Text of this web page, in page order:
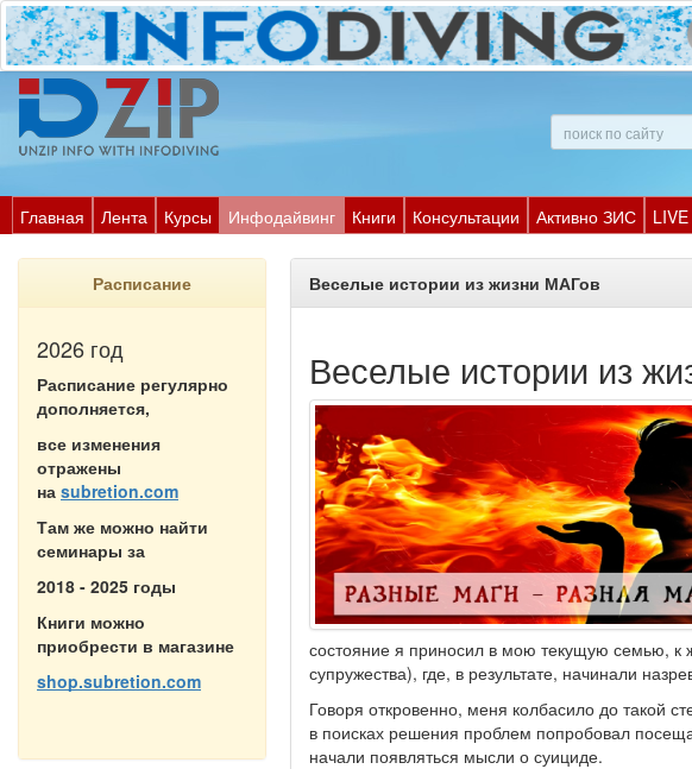
Главная Лента Курсы Инфодайвинг Книги Консультации Активно ЗИС LIVE
Расписание
2026 год
Расписание регулярно
дополняется,
все изменения
отражены
на subretion.com
Там же можно найти
семинары за
2018 - 2025 годы
Книги можно
приобрести в магазине
shop.subretion.com
Веселые истории из жизни МАГов
Веселые истории из
состояние я приносил в мою текущую семью, к
супружества), где, в результате, начинали
Говоря откровенно, меня колбасило до такой
в поисках решения проблем попробовал
начали появляться мысли о суициде.